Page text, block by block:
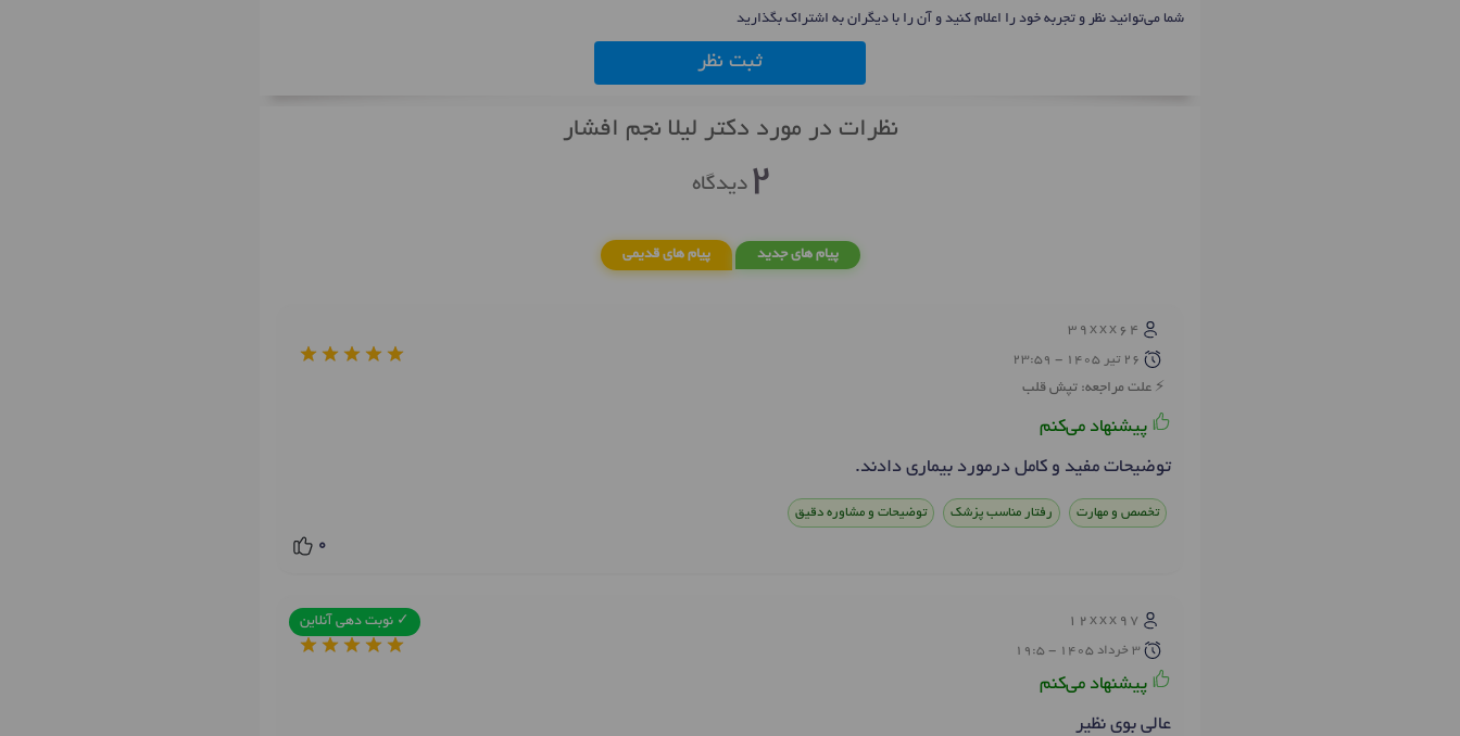
شما می‌توانید نظر و تجربه خود را اعلام کنید و آن را با دیگران به اشتراک بگذارید
ثبت نظر
نظرات در مورد دکتر لیلا نجم افشار
2دیدگاه
پیام های جدید پیام های قدیمی
39xxx64
26 تير 1405 - 23:59
علت مراجعه: تپش قلب
پیشنهاد می‌کنم
توضیحات مفید و کامل درمورد بیماری دادند.
تخصص و مهارت رفتار مناسب پزشک توضیحات و مشاوره دقیق
0
12xxx97 ✓ نوبت دهی آنلاین
3 خرداد 1405 - 19:5
پیشنهاد می‌کنم
عالی بوی نظیر